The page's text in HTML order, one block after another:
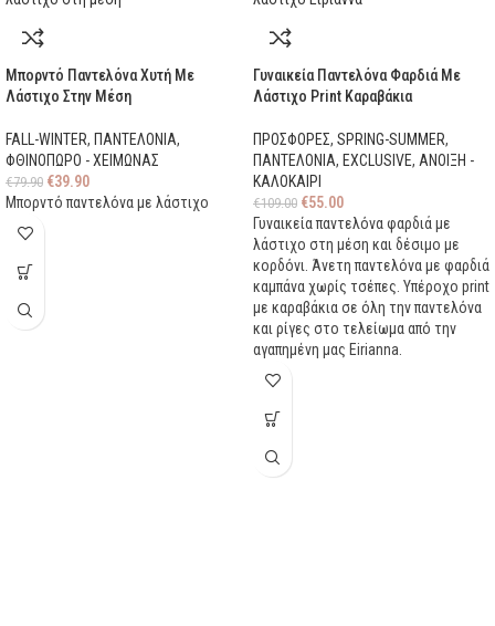
Μπορντό Παντελόνα Χυτή Με
Λάστιχο Στην Μέση
FALL-WINTER, ΠΑΝΤΕΛΟΝΙΑ,
ΦΘΙΝΟΠΩΡΟ - ΧΕΙΜΩΝΑΣ
€79.90 €39.90
Μπορντό παντελόνα με λάστιχο
Γυναικεία Παντελόνα Φαρδιά Με
Λάστιχο Print Καραβάκια
ΠΡΟΣΦΟΡΕΣ, SPRING-SUMMER,
ΠΑΝΤΕΛΟΝΙΑ, EXCLUSIVE, ΑΝΟΙΞΗ -
ΚΑΛΟΚΑΙΡΙ
€109.00 €55.00
Γυναικεία παντελόνα φαρδιά με
λάστιχο στη μέση και δέσιμο με
κορδόνι. Άνετη παντελόνα με φαρδιά
καμπάνα χωρίς τσέπες. Υπέροχο print
με καραβάκια σε όλη την παντελόνα
και ρίγες στο τελείωμα από την
αγαπημένη μας Eirianna.